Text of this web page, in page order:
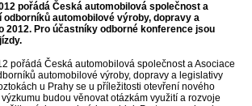
pořádá Česká automobilová společnost a
odborníků automobilové výroby, dopravy a
2012. Pro účastníky odborné konference jsou
pořádá Česká automobilová společnost a Asociace
automobilové výroby, dopravy a legislativy
u Prahy se u příležitosti otevření nového
budou věnovat otázkám využití a rozvoje